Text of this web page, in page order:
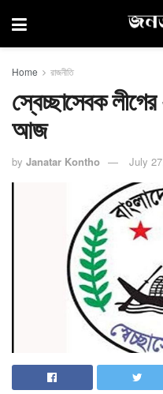
Home রাজনীতি
স্বেচ্ছাসেবক লীগের
আজ
by Janatar Kontho July